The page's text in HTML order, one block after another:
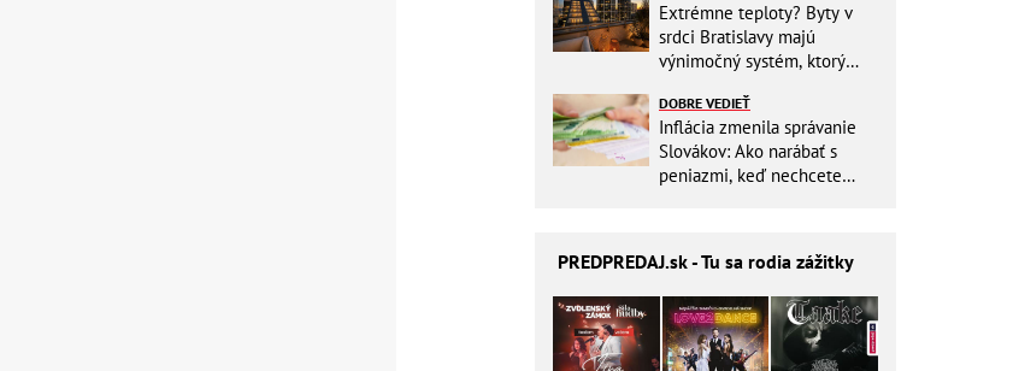
Extrémne teploty? Byty v
srdci Bratislavy majú
výnimočný systém, ktorý
DOBRE VEDIEŤ
Inflácia zmenila správanie
Slovákov: Ako narábať s
peniazmi, keď nechcete
PREDPREDAJ.sk - Tu sa rodia zážitky